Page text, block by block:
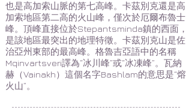
也是高加索山脈的第七高峰。卡茲別克還是高
加索地區第二高的火山峰，僅次於厄爾布魯士
峰。頂峰直接位於Stepantsminda鎮的西面，
是該地區最突出的地理特徵。卡茲別克山是佐
治亞州東部的最高峰。格魯吉亞語中的名稱
Mqinvartsveri譯為“冰川峰”或“冰凍峰”。瓦納
赫（Vainakh）這個名字Bashlam的意思是“熔
火山”。